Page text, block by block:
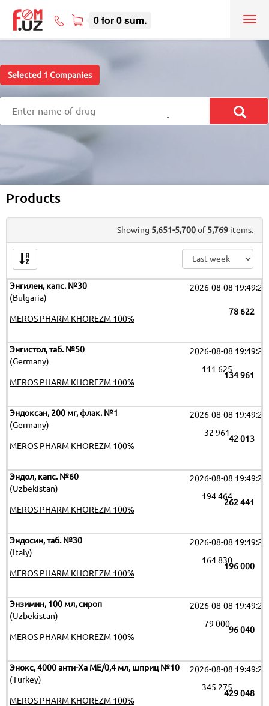
0for0sum.
207-
08
Selected 1 Companies
Products
Showing 5,651-5,700of5,769 items.
Энгилен, капс. №30
(Bulgaria)
2026-08-08 19:49:26
78 622
MEROS PHARM KHOREZM 100%
Энгистол, таб. №50
(Germany)
2026-08-08 19:49:26
134 961
111 625
MEROS PHARM KHOREZM 100%
Эндоксан, 200 мг, флак. №1
(Germany)
2026-08-08 19:49:26
42 013
32 961
MEROS PHARM KHOREZM 100%
Эндол, капс. №60
(Uzbekistan)
2026-08-08 19:49:26
262 441
194 464
MEROS PHARM KHOREZM 100%
Эндосин, таб. №30
(Italy)
2026-08-08 19:49:26
196 000
164 830
MEROS PHARM KHOREZM 100%
Энзимин, 100 мл, сироп
(Uzbekistan)
2026-08-08 19:49:26
96 040
79 000
MEROS PHARM KHOREZM 100%
Энокс, 4000 анти-Ха МЕ/0,4 мл, шприц №10
(Turkey)
2026-08-08 19:49:26
429 048
345 275
MEROS PHARM KHOREZM 100%